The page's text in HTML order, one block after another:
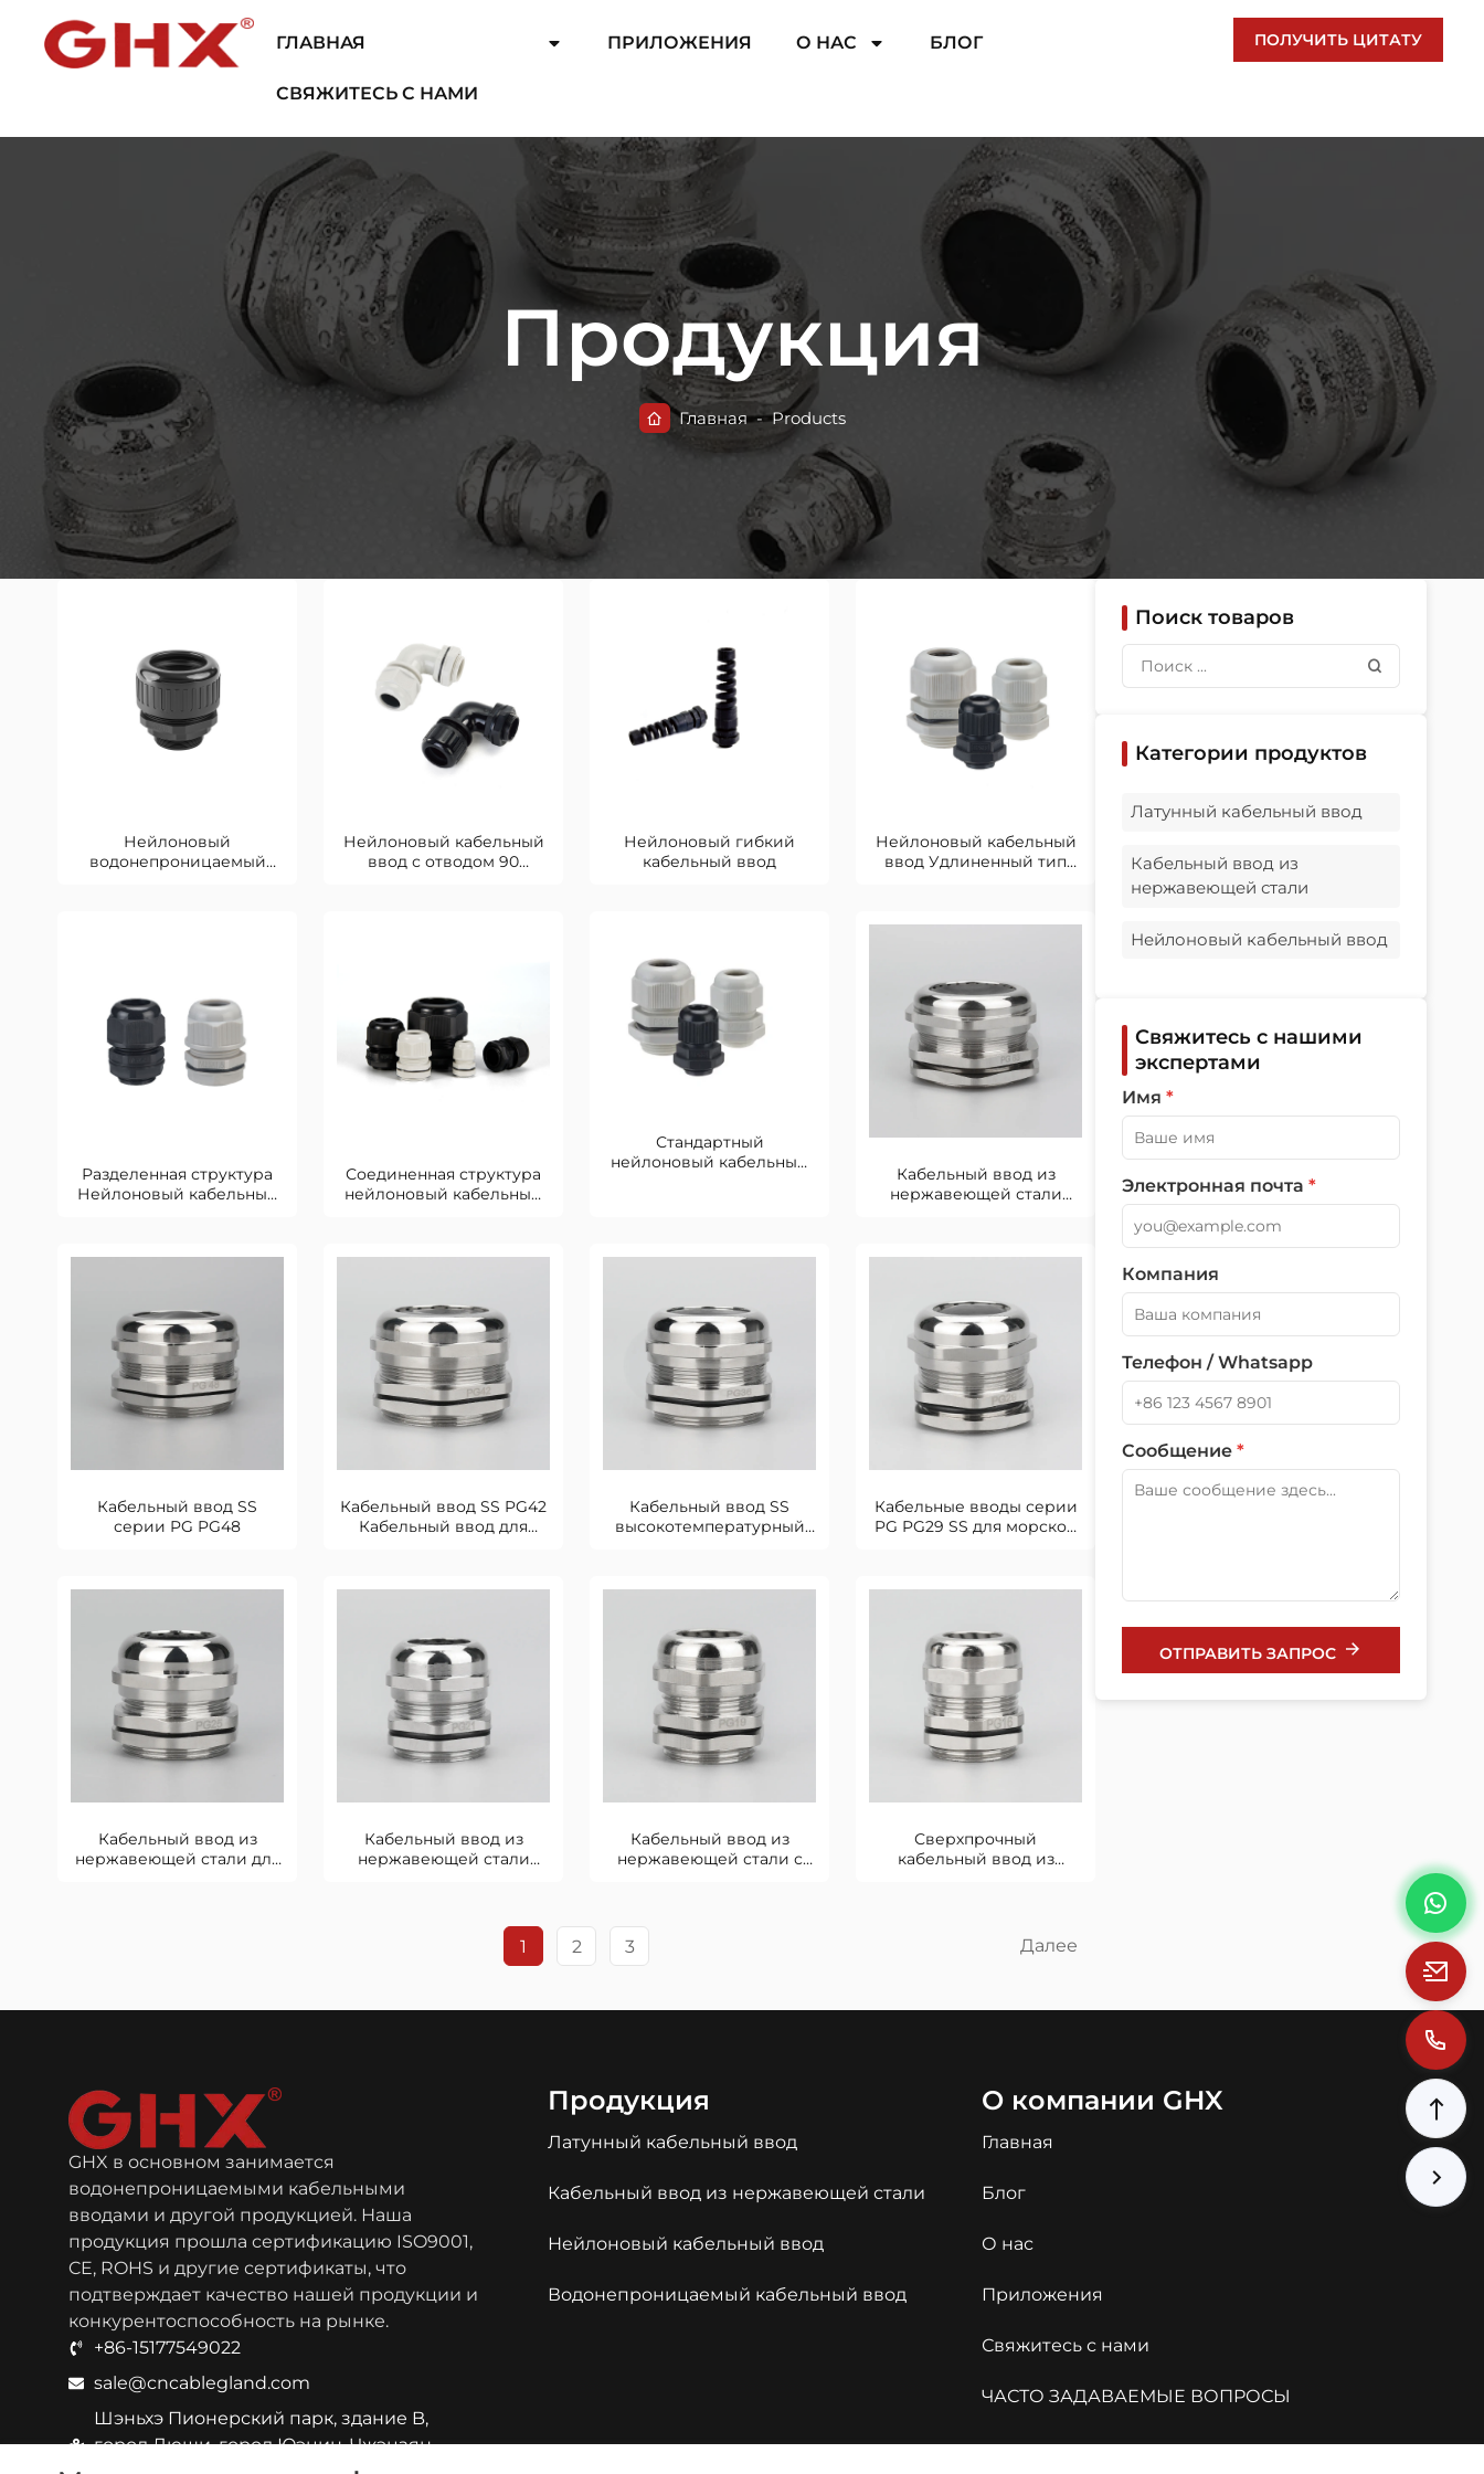
ГЛАВНАЯ ПРИЛОЖЕНИЯ О НАС БЛОГ
СВЯЖИТЕСЬ С НАМИ
ПОЛУЧИТЬ ЦИТАТУ
Продукция
Главная - Products
Нейлоновый
водонепроницаемый
Нейлоновый кабельный
ввод с отводом 90
Нейлоновый гибкий
кабельный ввод
Нейлоновый кабельный
ввод Удлиненный тип
Разделенная структура
Нейлоновый кабельный
Соединенная структура
нейлоновый кабельный
Стандартный
нейлоновый кабельный
Кабельный ввод из
нержавеющей стали
Кабельный ввод SS
серии PG PG48
Кабельный ввод SS PG42
Кабельный ввод для
Кабельный ввод SS
высокотемпературный
Кабельные вводы серии
PG PG29 SS для морской
Кабельный ввод из
нержавеющей стали для
Кабельный ввод из
нержавеющей стали
Кабельный ввод из
нержавеющей стали с
Сверхпрочный
кабельный ввод из
1 2 3 Далее
Поиск товаров
Категории продуктов
Латунный кабельный ввод
Кабельный ввод из
нержавеющей стали
Нейлоновый кабельный ввод
Свяжитесь с нашими
экспертами
Имя *
Электронная почта *
Компания
Телефон / Whatsapp
Сообщение *
ОТПРАВИТЬ ЗАПРОС
GHX в основном занимается
водонепроницаемыми кабельными
вводами и другой продукцией. Наша
продукция прошла сертификацию ISO9001,
CE, ROHS и другие сертификаты, что
подтверждает качество нашей продукции и
конкурентоспособность на рынке.
+86-15177549022
sale@cncablegland.com
Шэньхэ Пионерский парк, здание B,
город Люши, город Юэцин, Чжэцзян,
Продукция
Латунный кабельный ввод
Кабельный ввод из нержавеющей стали
Нейлоновый кабельный ввод
Водонепроницаемый кабельный ввод
О компании GHX
Главная
Блог
О нас
Приложения
Свяжитесь с нами
ЧАСТО ЗАДАВАЕМЫЕ ВОПРОСЫ
Arabic